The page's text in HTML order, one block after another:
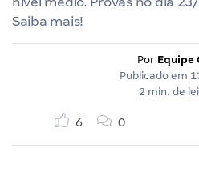
Saiba mais!
Por Equipe
Publicado em
2 min. de
6 0